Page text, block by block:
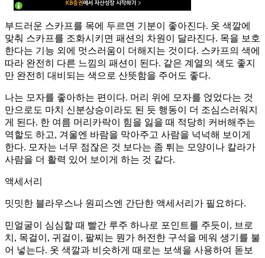
부드러운 스카프를 목에 두르면 기분이 좋아진다. 옷 색깔에
맞춰 스카프를 조화시키면 패션의 차원이 달라진다. 목을 보호
한다는 기능 외에 멋스러움이 더해지는 것이다. 스카프의 색에
따라 완전히 다른 느낌의 패션이 된다. 같은 계열의 색도 좋지
만 완전히 대비되는 색으로 산뜻함을 주어도 좋다.
나는 모자를 좋아하는 편이다. 머리 위에 모자를 얹었다는 것
만으로도 마치 신분상승이라도 된 듯 행동이 더 조심스러워지
게 된다. 한 여름 머리카락이 힘을 잃을 때 적당히 커버해주는
역할도 하고, 겨울엔 바람을 막아주고 사람을 넉넉해 보이게
한다. 모자는 너무 점잖은 것 보다는 좀 튀는 모양이나 칼라가
사람을 더 활력 있어 보이게 하는 것 같다.
액세서리
밋밋한 블라우스나 원피스엔 간단한 액세서리가 필요하다.
민얼굴이 심심할 때 빨간 루주 하나로 포인트를 주듯이, 브로
치, 목걸이, 귀걸이, 팔찌는 뭔가 허전한 구석을 메워 생기를 불
어 넣는다. 옷 색깔과 비슷하게 때로는 보색을 사용하여 돋보